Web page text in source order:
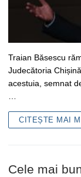
Traian Băsescu
Judecătoria
acestuia, semnat
CITEȘTE MAI
Cele mai